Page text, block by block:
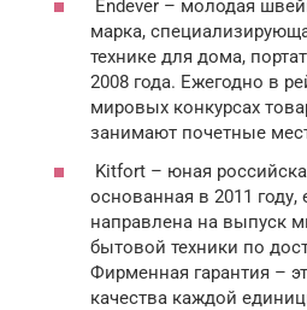
Endever – молодая
марка,
технике для дома,
2008 года. Ежегодно в
мировых конкурсах
занимают почетные
Kitfort – юная
основанная в 2011 году,
направлена на выпуск
бытовой техники по
Фирменная гарантия –
качества каждой